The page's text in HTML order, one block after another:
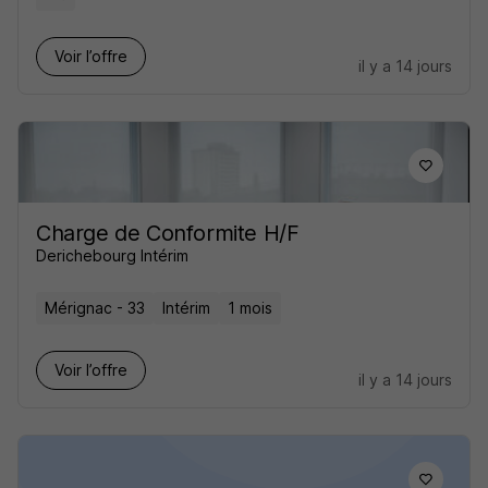
Voir l’offre
il y a 14 jours
Charge de Conformite H/F
Derichebourg Intérim
Mérignac - 33 Intérim 1 mois
Voir l’offre
il y a 14 jours